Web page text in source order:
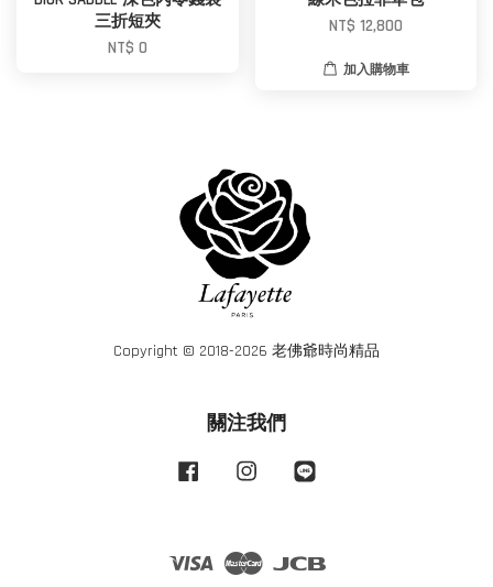
三折短夾
NT$ 0
NT$ 12,800
加入購物車
Copyright © 2018-2026 老佛爺時尚精品
關注我們
Facebook Instagram
Visa Master